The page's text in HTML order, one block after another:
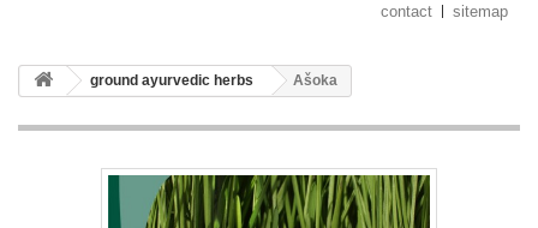
contact sitemap
ground ayurvedic herbs Ašoka